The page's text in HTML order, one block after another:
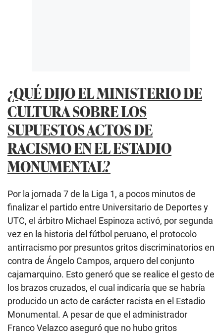
¿QUÉ DIJO EL MINISTERIO DE
CULTURA SOBRE LOS
SUPUESTOS ACTOS DE
RACISMO EN EL ESTADIO
MONUMENTAL?
Por la jornada 7 de la Liga 1, a pocos minutos de
finalizar el partido entre Universitario de Deportes y
UTC, el árbitro Michael Espinoza activó, por segunda
vez en la historia del fútbol peruano, el protocolo
antirracismo por presuntos gritos discriminatorios en
contra de Ángelo Campos, arquero del conjunto
cajamarquino. Esto generó que se realice el gesto de
los brazos cruzados, el cual indicaría que se habría
producido un acto de carácter racista en el Estadio
Monumental. A pesar de que el administrador
Franco Velazco aseguró que no hubo gritos